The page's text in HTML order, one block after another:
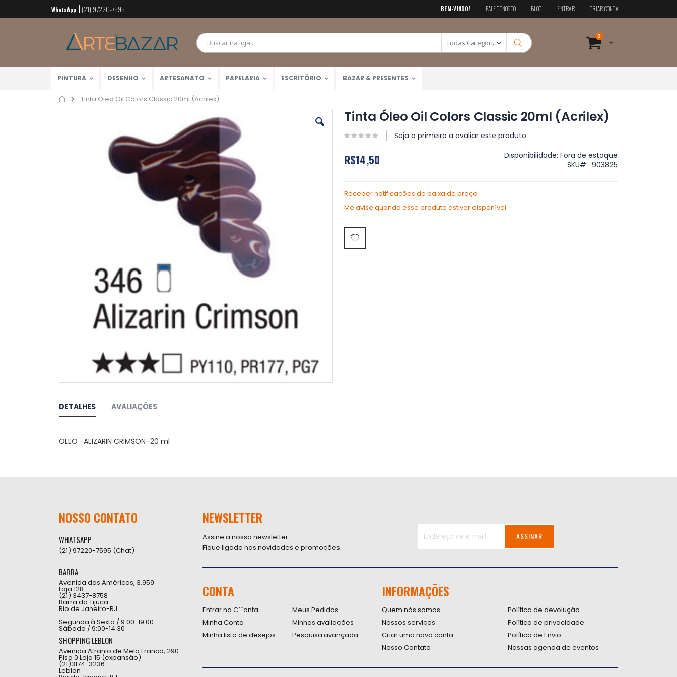
Pular
para
conteúdo
BEM-VINDO! FALE CONOSCO BLOG ENTRAR CRIAR CONTA
Cart
0 itens
Pesquisa
WhatsApp (21) 97220-7595
PINTURA DESENHO ARTESANATO PAPELARIA ESCRITÓRIO BAZAR & PRESENTES
Home
Tinta Óleo Oil Colors Classic 20ml (Acrilex)
Pular
o
início
de
Tinta Óleo Oil Colors Classic 20ml (Acrilex)
Seja o primeiro a avaliar este produto
R$14,50 Disponibilidade: Fora de estoque
SKU
903825
Receber notificações de baixa de preço
Me avise quando esse produto estiver disponível
DETALHES
OLEO -ALIZARIN CRIMSON-20 ml
AVALIAÇÕES
NOSSO CONTATO
WHATSAPP
(21) 97220-7595 (Chat)
BARRA
Avenida das Américas, 3.959
Loja 128
(21) 3437-8758
Barra da Tijuca
Rio de Janeiro-RJ
Segunda à Sexta / 9:00-19:00
Sábado / 9:00-14:30
SHOPPING LEBLON
Avenida Afranio de Melo Franco, 290
Piso 0 Loja 15 (expansão)
(21)3174-3236
Leblon
NEWSLETTER
Assine a nossa newsletter
Fique ligado nas novidades e promoções.
nossa
Newsletter:
ASSINAR
CONTA
Entrar na C``onta
Minha Conta
Minha lista de desejos
Meus Pedidos
Minhas avaliações
Pesquisa avançada
INFORMAÇÕES
Quem nós somos
Nossos serviços
Criar uma nova conta
Nosso Contato
Política de devolução
Política de privacidade
Política de Envio
Nossas agenda de eventos